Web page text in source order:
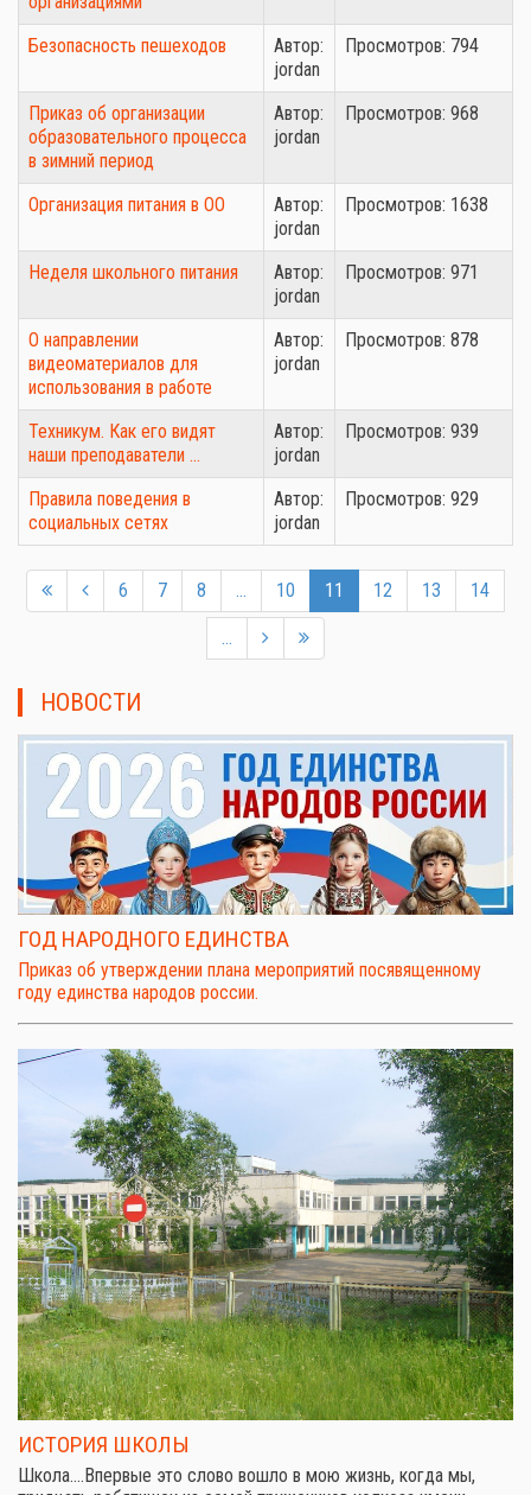
Безопасность пешеходов
Автор:
jordan
Просмотров: 794
Приказ об организации
образовательного процесса
в зимний период
Автор:
jordan
Просмотров: 968
Организация питания в ОО
Автор:
jordan
Просмотров: 1638
Неделя школьного питания
Автор:
jordan
Просмотров: 971
О направлении
видеоматериалов для
использования в работе
Автор:
jordan
Просмотров: 878
Техникум. Как его видят
наши преподаватели ...
Автор:
jordan
Просмотров: 939
Правила поведения в
социальных сетях
Автор:
jordan
Просмотров: 929
6 7 8 ... 10 11 12 13 14
...
НОВОСТИ
ГОД НАРОДНОГО ЕДИНСТВА
Приказ об утверждении плана мероприятий посявященному
году единства народов россии.
ИСТОРИЯ ШКОЛЫ
Школа.…Впервые это слово вошло в мою жизнь, когда мы,